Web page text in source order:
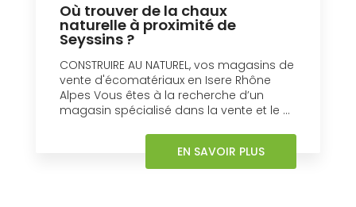
Où trouver de la chaux
naturelle à proximité de
Seyssins ?
CONSTRUIRE AU NATUREL, vos magasins de
vente d'écomatériaux en Isere Rhône
Alpes Vous êtes à la recherche d’un
magasin spécialisé dans la vente et le ...
EN SAVOIR PLUS